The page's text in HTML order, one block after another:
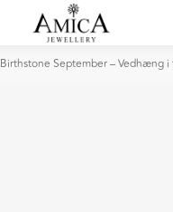
Birthstone September – Vedhæng